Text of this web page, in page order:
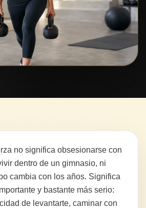
no significa obsesionarse con
dentro de un gimnasio, ni
cambia con los años. Significa
y bastante más serio:
de levantarte, caminar con